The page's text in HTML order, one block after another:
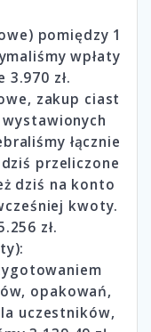
pomiędzy 1
wpłaty
3.970 zł.
zakup ciast
łącznie
przeliczone
dziś na konto
kwoty.
zł.
opakowań,
uczestników,